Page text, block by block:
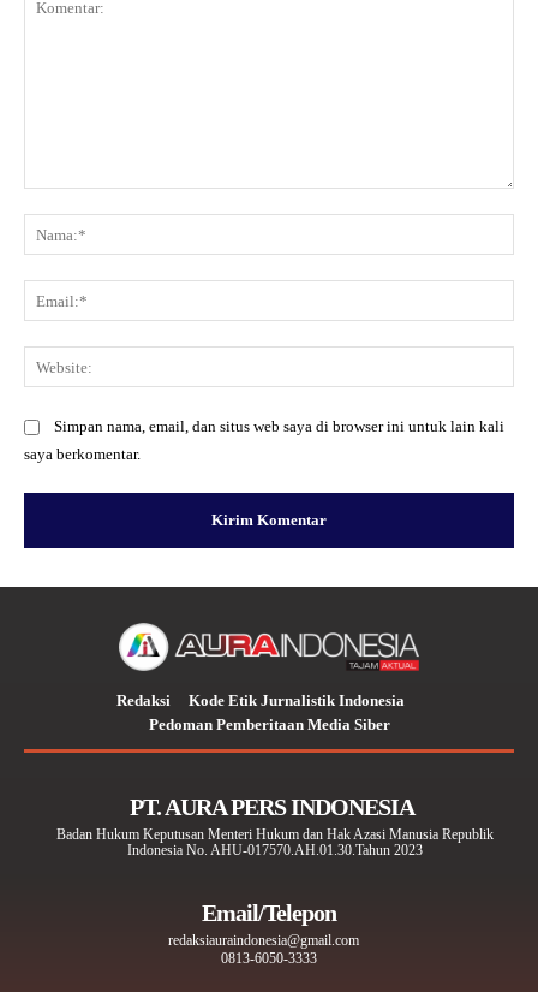
Simpan nama, email, dan situs web saya di browser ini untuk lain kali
saya berkomentar.
Redaksi
Kode Etik Jurnalistik Indonesia
Pedoman Pemberitaan Media Siber
PT. AURA PERS INDONESIA
Badan Hukum Keputusan Menteri Hukum dan Hak Azasi Manusia Republik
Indonesia No. AHU-017570.AH.01.30.Tahun 2023
Email/Telepon
redaksiauraindonesia@gmail.com
0813-6050-3333